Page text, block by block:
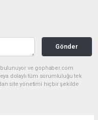
Gönder
bulunuyor ve gophaber.com
dolaylı tüm sorumluluğu tek
site yönetimi hiçbir şekilde